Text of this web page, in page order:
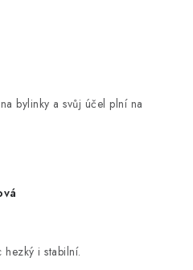
bylinky a svůj účel plní na
i stabilní.